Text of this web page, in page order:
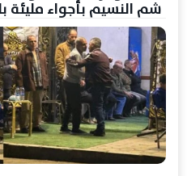
شم النسيم بأجواء مليئة